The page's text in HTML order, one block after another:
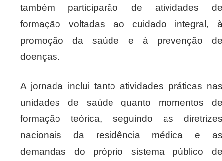
também participarão de atividades de
formação voltadas ao cuidado integral, à
promoção da saúde e à prevenção de
doenças.
A jornada inclui tanto atividades práticas nas
unidades de saúde quanto momentos de
formação teórica, seguindo as diretrizes
nacionais da residência médica e as
demandas do próprio sistema público de